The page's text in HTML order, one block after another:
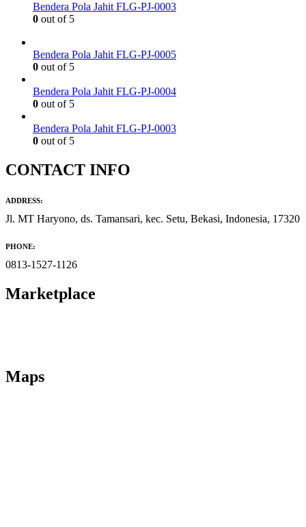
Bendera Pola Jahit FLG-PJ-0003
0 out of 5
Bendera Pola Jahit FLG-PJ-0005
0 out of 5
Bendera Pola Jahit FLG-PJ-0004
0 out of 5
Bendera Pola Jahit FLG-PJ-0003
0 out of 5
CONTACT INFO
ADDRESS:
Jl. MT Haryono, ds. Tamansari, kec. Setu, Bekasi, Indonesia, 17320
PHONE:
0813-1527-1126
Marketplace
Maps